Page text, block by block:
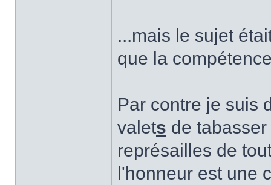
...mais le sujet
que la
Par contre je suis
valets de
représailles de
l'honneur est une